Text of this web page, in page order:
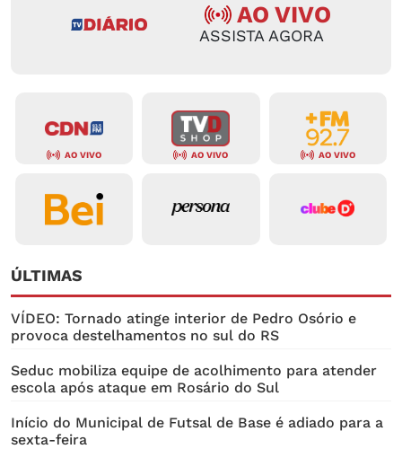
AO VIVO
ASSISTA AGORA
AO VIVO AO VIVO AO VIVO
ÚLTIMAS
VÍDEO: Tornado atinge interior de Pedro Osório e
provoca destelhamentos no sul do RS
Seduc mobiliza equipe de acolhimento para atender
escola após ataque em Rosário do Sul
Início do Municipal de Futsal de Base é adiado para a
sexta-feira